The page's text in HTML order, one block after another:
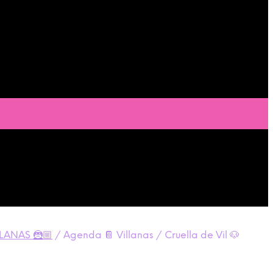
🦹🏼 / Agenda 📔 Villanas / Cruella de Vil 🐶